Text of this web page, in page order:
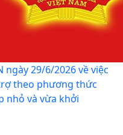
ngày 29/6/2026 về việc
theo phương thức
nhỏ và vừa khởi